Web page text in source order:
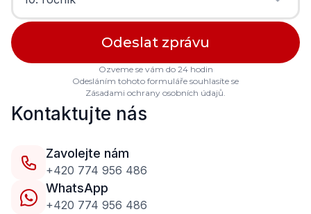
Kontaktujte nás
Zavolejte nám
+420 774 956 486
WhatsApp
+420 774 956 486
Ozveme se vám do 24 hodin
Odesláním tohoto formuláře souhlasíte se
Zásadami ochrany osobních údajů.